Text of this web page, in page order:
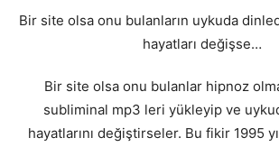
Bir site olsa onu bulanların uykuda
hayatları değişse…
Bir site olsa onu bulanlar hipnoz
subliminal mp3 leri yükleyip ve
hayatlarını değiştirseler. Bu fikir 1995